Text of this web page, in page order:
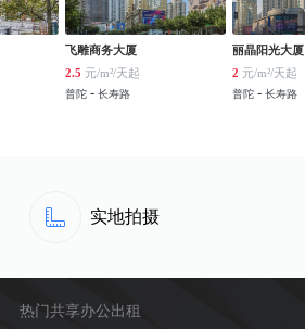
飞雕商务大厦
2.5 元/m²/天起
普陀- 长寿路
丽晶阳光大厦
2 元/m²/天起
普陀- 长寿路
实地拍摄
热门共享办公出租